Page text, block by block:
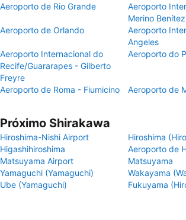
Aeroporto de Rio Grande
Aeroporto
Merino Benítez
Aeroporto de Orlando
Aeroporto
Angeles
Aeroporto Internacional do
Recife/Guararapes - Gilberto
Freyre
Aeroporto do
Aeroporto de Roma - Fiumicino Aeroporto de
Próximo Shirakawa
Hiroshima-Nishi Airport
Hiroshima
Higashihiroshima
Aeroporto de
Matsuyama Airport
Matsuyama
Yamaguchi (Yamaguchi)
Wakayama
Ube (Yamaguchi)
Fukuyama